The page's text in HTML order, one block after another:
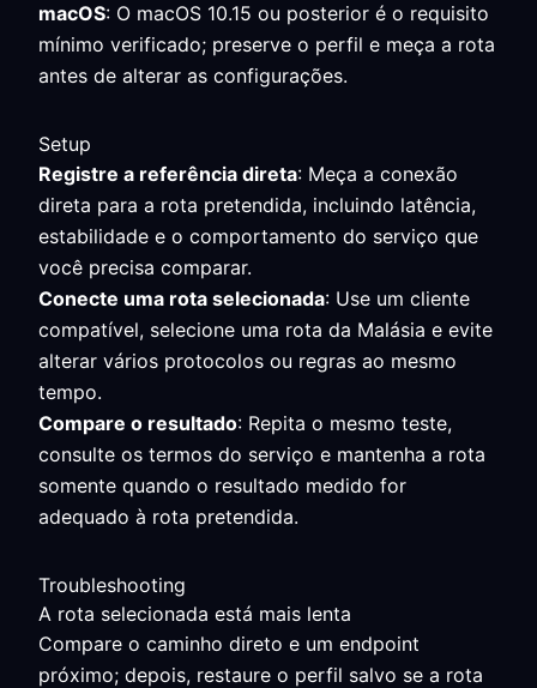
macOS: O macOS 10.15 ou posterior é o requisito
mínimo verificado; preserve o perfil e meça a rota
antes de alterar as configurações.
Setup
Registre a referência direta: Meça a conexão
direta para a rota pretendida, incluindo latência,
estabilidade e o comportamento do serviço que
você precisa comparar.
Conecte uma rota selecionada: Use um cliente
compatível, selecione uma rota da Malásia e evite
alterar vários protocolos ou regras ao mesmo
tempo.
Compare o resultado: Repita o mesmo teste,
consulte os termos do serviço e mantenha a rota
somente quando o resultado medido for
adequado à rota pretendida.
Troubleshooting
A rota selecionada está mais lenta
Compare o caminho direto e um endpoint
próximo; depois, restaure o perfil salvo se a rota